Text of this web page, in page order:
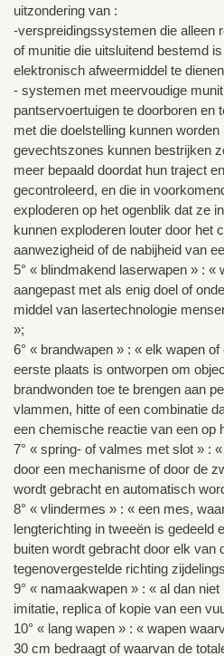
uitzondering van :
-verspreidingssystemen die alleen
of munitie die uitsluitend bestemd
elektronisch afweermiddel te
- systemen met meervoudige
pantservoertuigen te doorboren en
met die doelstelling kunnen
gevechtszones kunnen bestrijken
meer bepaald doordat hun traject
gecontroleerd, en die in
exploderen op het ogenblik dat ze
kunnen exploderen louter door het
aanwezigheid of de nabijheid van
5° « blindmakend laserwapen » : «
aangepast met als enig doel of
middel van lasertechnologie
»;
6° « brandwapen » : « elk wapen
eerste plaats is ontworpen om
brandwonden toe te brengen aan
vlammen, hitte of een combinatie
een chemische reactie van een op
7° « spring- of valmes met slot » :
door een mechanisme of door de
wordt gebracht en automatisch
8° « vlindermes » : « een mes,
lengterichting in tweeën is gedeeld
buiten wordt gebracht door elk van
tegenovergestelde richting
9° « namaakwapen » : « al dan
imitatie, replica of kopie van een
10° « lang wapen » : « wapen
30 cm bedraagt of waarvan de